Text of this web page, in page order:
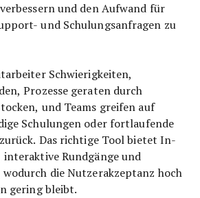
und den Aufwand für
und Schulungsanfragen zu
Schwierigkeiten,
Prozesse geraten durch
und Teams greifen auf
Schulungen oder fortlaufende
Das richtige Tool bietet In-
Rundgänge und
die Nutzerakzeptanz hoch
gering bleibt.